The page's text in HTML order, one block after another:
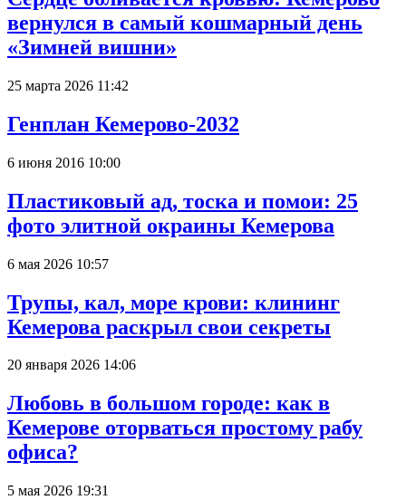
вернулся в самый кошмарный день
«Зимней вишни»
25 марта 2026 11:42
Генплан Кемерово-2032
6 июня 2016 10:00
Пластиковый ад, тоска и помои: 25
фото элитной окраины Кемерова
6 мая 2026 10:57
Трупы, кал, море крови: клининг
Кемерова раскрыл свои секреты
20 января 2026 14:06
Любовь в большом городе: как в
Кемерове оторваться простому рабу
офиса?
5 мая 2026 19:31